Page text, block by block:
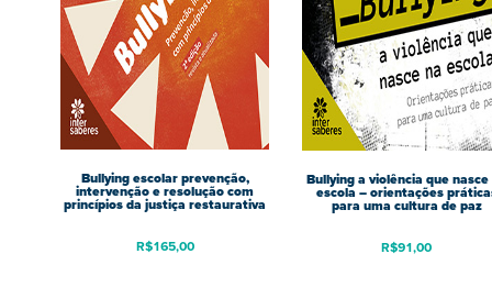
Bullying escolar prevenção,
intervenção e resolução com
princípios da justiça restaurativa
R$165,00
Bullying a violência que nasce
escola – orientações
para uma cultura de paz
R$91,00